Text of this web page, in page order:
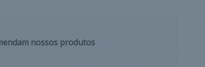
nossos produtos